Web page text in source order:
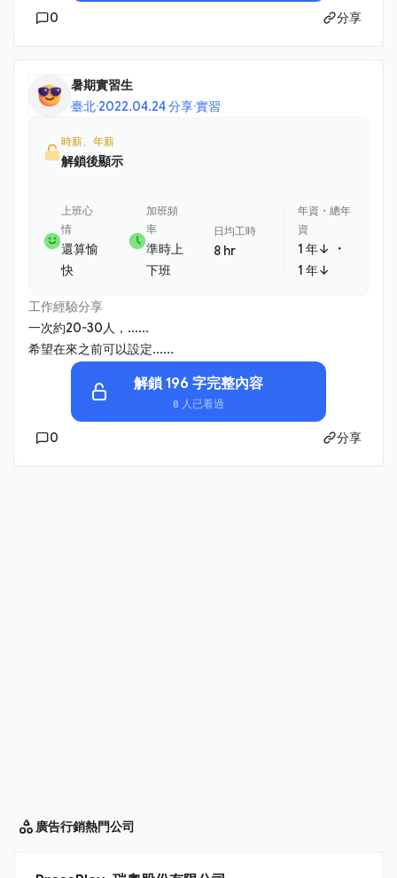
0 分享
暑期實習生
臺北·2022.04.24 分享·實習
時薪、年薪
解鎖後顯示
上班心
情
還算愉
快
加班頻
率
準時上
下班
日均工時
8 hr
年資・總年
資
1 年↓ ・
1 年↓
工作經驗分享
一次約20-30人，......
希望在來之前可以設定......
解鎖 196 字完整內容
8 人已看過
0 分享
廣告行銷熱門公司